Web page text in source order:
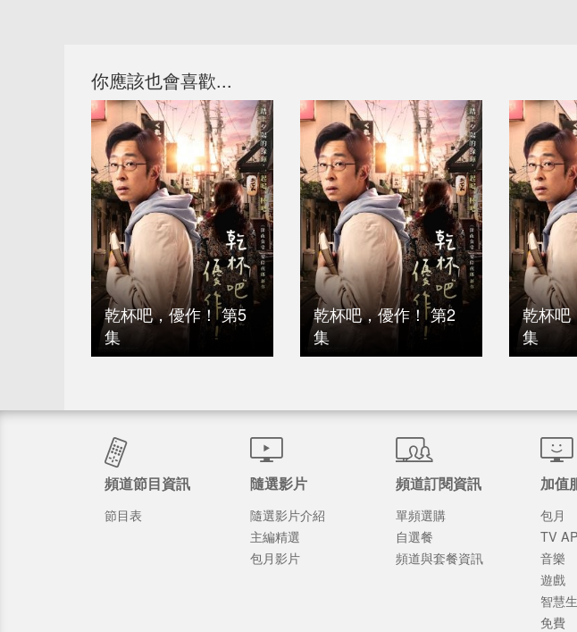
你應該也會喜歡...
乾杯吧，優作！ 第5
集
乾杯吧，優作！ 第2
集
乾杯吧
集
頻道節目資訊
節目表
隨選影片
隨選影片介紹
主編精選
包月影片
頻道訂閱資訊
單頻選購
自選餐
頻道與套餐資訊
加值
包月
TV
音樂
遊戲
智慧
免費